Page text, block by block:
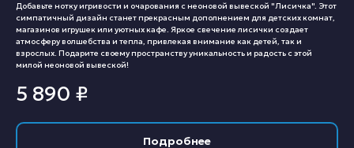
Добавьте нотку игривости и очарования с неоновой вывеской "Лисичка". Этот
симпатичный дизайн станет прекрасным дополнением для детских комнат,
магазинов игрушек или уютных кафе. Яркое свечение лисички создает
атмосферу волшебства и тепла, привлекая внимание как детей, так и
взрослых. Подарите своему пространству уникальность и радость с этой
милой неоновой вывеской!
5 890 ₽
Подробнее